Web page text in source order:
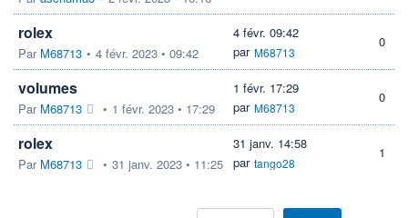
rolex
Par M68713 • 4 févr. 2023 • 09:42
4 févr. 09:42
par M68713
0
volumes
Par M68713 • 1 févr. 2023 • 17:29
1 févr. 17:29
par M68713
0
rolex
Par M68713 • 31 janv. 2023 • 11:25
31 janv. 14:58
par tango28
1